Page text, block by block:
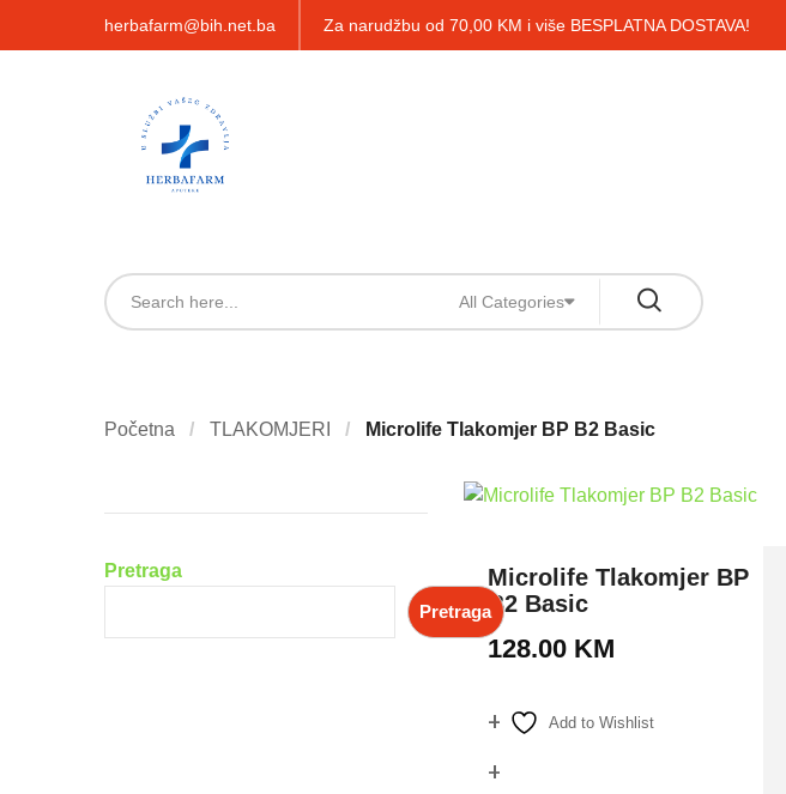
herbafarm@bih.net.ba Za narudžbu od 70,00 KM i više BESPLATNA DOSTAVA!
All Categories
Početna TLAKOMJERI Microlife Tlakomjer BP B2 Basic
Microlife Tlakomjer BP
B2 Basic
128.00 KM
Add to Wishlist
Pretraga
Pretraga